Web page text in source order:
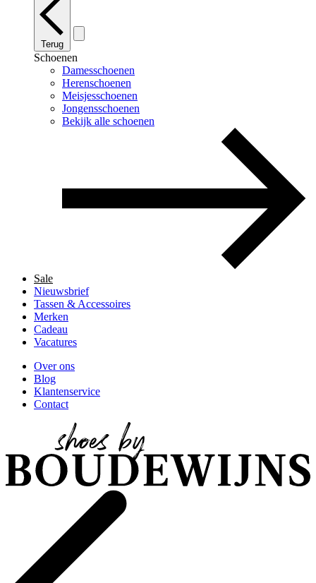
Terug
Schoenen
Damesschoenen
Herenschoenen
Meisjesschoenen
Jongensschoenen
Bekijk alle schoenen
Sale
Nieuwsbrief
Tassen & Accessoires
Merken
Cadeau
Vacatures
Over ons
Blog
Klantenservice
Contact